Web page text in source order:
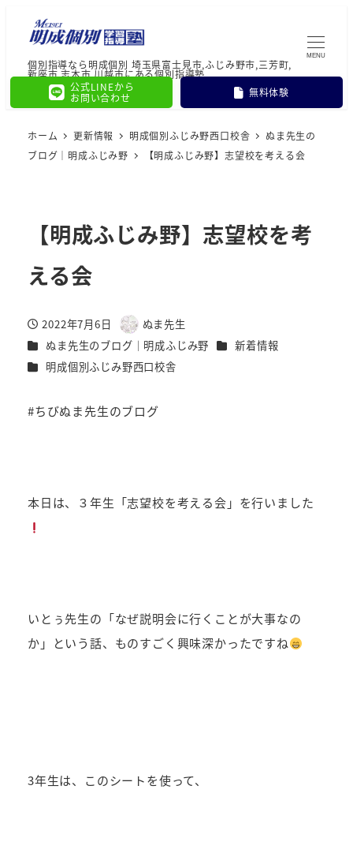
個別指導なら明成個別 埼玉県富士見市,ふじみ野市,三芳町,
新座市,志木市,川越市にある個別指導塾
公式LINEから
お問い合わせ
無料体験
MENU
ホーム 更新情報 明成個別ふじみ野西口校舎
ぬま先生の
ブログ｜明成ふじみ野
【明成ふじみ野】志望校を考える会
【明成ふじみ野】志望校を考
える会
投稿日
2022年7月6日
著
者
ぬま先生
カテゴリー
ぬま先生のブログ｜明成ふじみ野 カテゴリー
新着情報
カテゴリー
明成個別ふじみ野西口校舎
#ちびぬま先生のブログ
本日は、３年生「志望校を考える会」を行いました
いとぅ先生の「なぜ説明会に行くことが大事なの
か」という話、ものすごく興味深かったですね
3年生は、このシートを使って、